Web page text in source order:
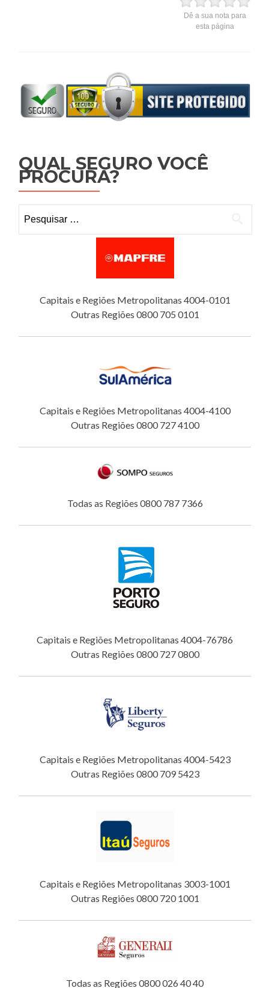
Dê a sua nota para
esta página
QUAL SEGURO VOCÊ
PROCURA?
Capitais e Regiões Metropolitanas 4004-0101
Outras Regiões 0800 705 0101
Capitais e Regiões Metropolitanas 4004-4100
Outras Regiões 0800 727 4100
Todas as Regiões 0800 787 7366
Capitais e Regiões Metropolitanas 4004-76786
Outras Regiões 0800 727 0800
Capitais e Regiões Metropolitanas 4004-5423
Outras Regiões 0800 709 5423
Capitais e Regiões Metropolitanas 3003-1001
Outras Regiões 0800 720 1001
Todas as Regiões 0800 026 40 40